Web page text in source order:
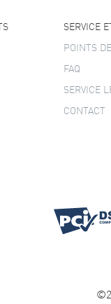
SERVICE
POINTS
FAQ
SERVICE
CONTACT